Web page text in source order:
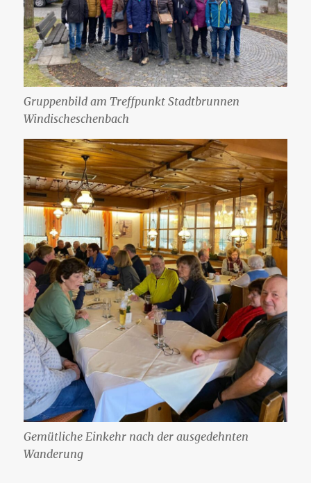
Gruppenbild am Treffpunkt Stadtbrunnen
Windischeschenbach
Gemütliche Einkehr nach der ausgedehnten
Wanderung